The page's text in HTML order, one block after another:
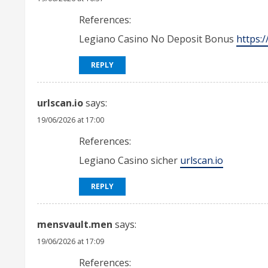
References:
Legiano Casino No Deposit Bonus
REPLY
urlscan.iosays:
19/06/2026 at 17:00
References:
Legiano Casino sicher urlscan.io
REPLY
mensvault.men says:
19/06/2026 at 17:09
References: